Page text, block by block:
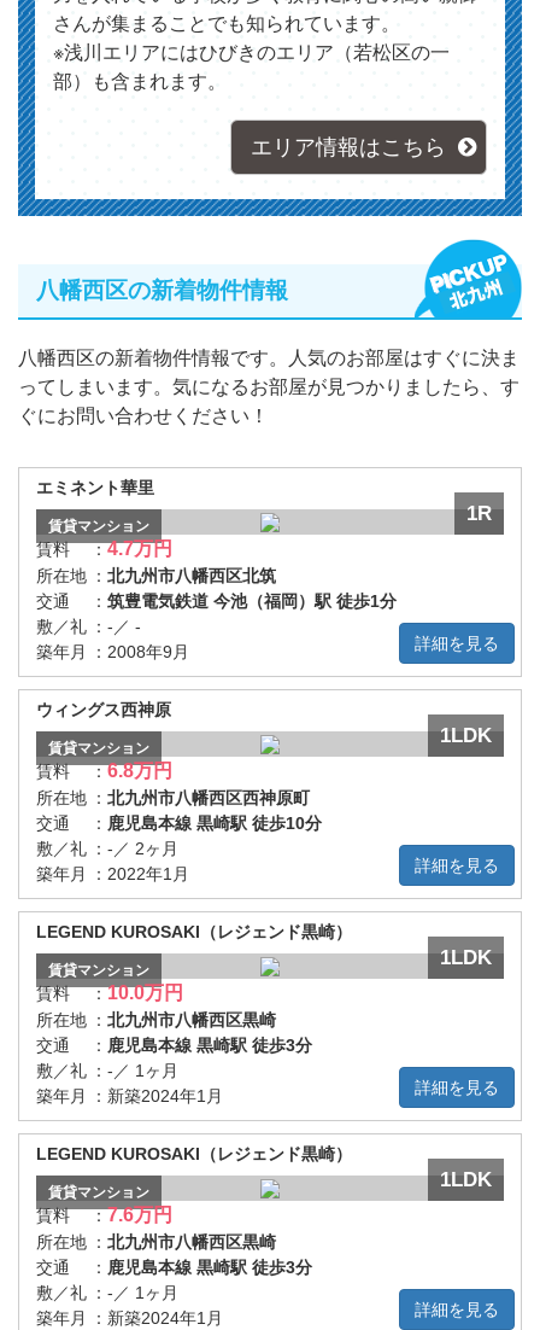
エリア情報はこちら
さんが集まることでも知られています。
※浅川エリアにはひびきのエリア（若松区の一
部）も含まれます。
八幡西区の新着物件情報
八幡西区の新着物件情報です。人気のお部屋はすぐに決ま
ってしまいます。気になるお部屋が見つかりましたら、す
ぐにお問い合わせください！
詳細を見る
エミネント華里
1R
賃貸マンション
賃料 ：4.7万円
所在地 ： 北九州市八幡西区北筑
交通
： 筑豊電気鉄道 今池（福岡）駅 徒歩1分
敷／礼 ： -／ -
築年月
： 2008年9月
詳細を見る
ウィングス西神原
1LDK
賃貸マンション
賃料 ：6.8万円
所在地 ： 北九州市八幡西区西神原町
交通
： 鹿児島本線 黒崎駅 徒歩10分
敷／礼 ： -／ 2ヶ月
築年月
： 2022年1月
詳細を見る
LEGEND KUROSAKI（レジェンド黒崎）
1LDK
賃貸マンション
賃料 ：10.0万円
所在地 ： 北九州市八幡西区黒崎
交通
： 鹿児島本線 黒崎駅 徒歩3分
敷／礼 ： -／ 1ヶ月
築年月
： 新築2024年1月
詳細を見る
LEGEND KUROSAKI（レジェンド黒崎）
1LDK
賃貸マンション
賃料 ：7.6万円
所在地 ： 北九州市八幡西区黒崎
交通
： 鹿児島本線 黒崎駅 徒歩3分
敷／礼 ： -／ 1ヶ月
築年月
： 新築2024年1月